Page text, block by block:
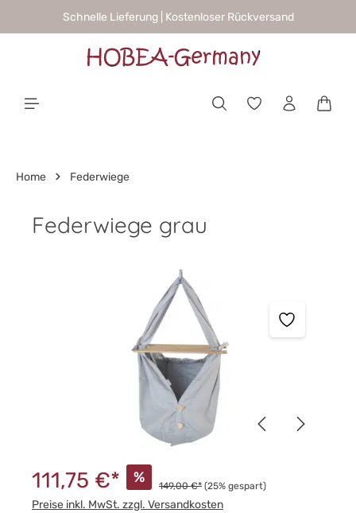
springenSchnelle Lieferung | Kostenloser Rückversand
Home Federwiege
Federwiege grau
111,75 €* % 149,00 €* (25% gespart)
Preise inkl. MwSt. zzgl. Versandkosten